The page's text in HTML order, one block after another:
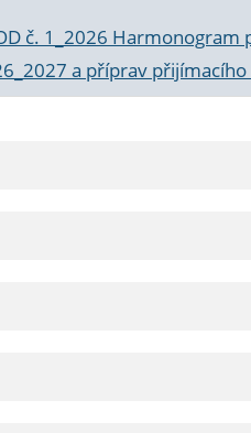
č. 1_2026 Harmonogram
a příprav